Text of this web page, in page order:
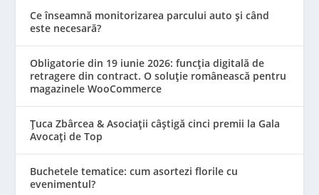
Ce înseamnă monitorizarea parcului auto și când
este necesară?
Obligatorie din 19 iunie 2026: funcția digitală de
retragere din contract. O soluție românească pentru
magazinele WooCommerce
Țuca Zbârcea & Asociații câștigă cinci premii la Gala
Avocați de Top
Buchetele tematice: cum asortezi florile cu
evenimentul?